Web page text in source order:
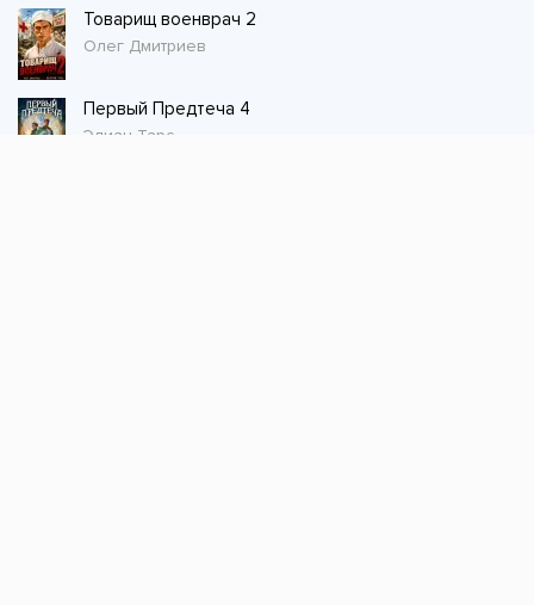
Товарищ военврач 2
Олег Дмитриев
Первый Предтеча 4
Элиан Тарс